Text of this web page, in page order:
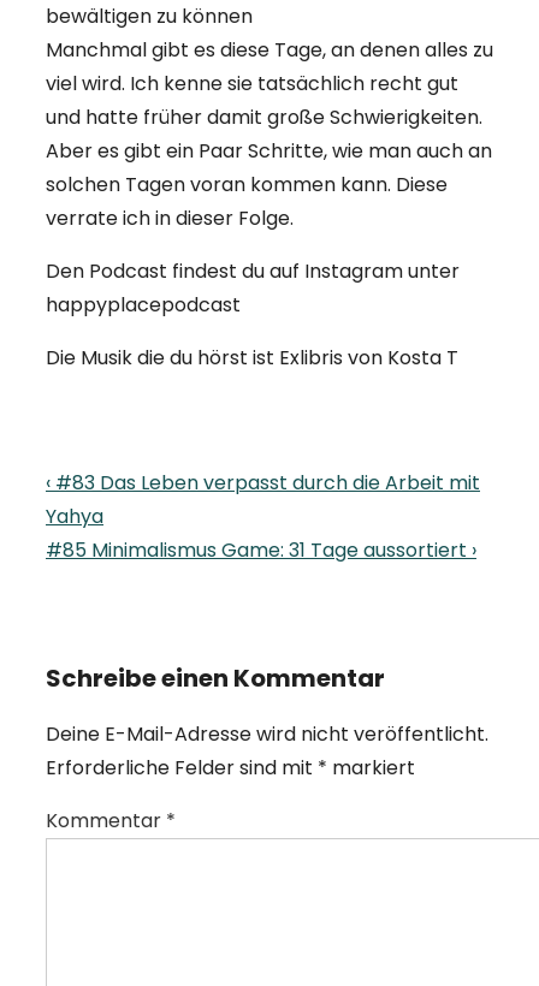
bewältigen zu können
Manchmal gibt es diese Tage, an denen alles zu
viel wird. Ich kenne sie tatsächlich recht gut
und hatte früher damit große Schwierigkeiten.
Aber es gibt ein Paar Schritte, wie man auch an
solchen Tagen voran kommen kann. Diese
verrate ich in dieser Folge.
Den Podcast findest du auf Instagram unter
happyplacepodcast
Die Musik die du hörst ist Exlibris von Kosta T
Beitragsnavigation
Previous
Post
is
‹ #83 Das Leben verpasst durch die Arbeit mit
Yahya
Next
#85 Minimalismus Game: 31 Tage aussortiert ›
Schreibe einen Kommentar
Deine E-Mail-Adresse wird nicht veröffentlicht.
Erforderliche Felder sind mit * markiert
Kommentar *